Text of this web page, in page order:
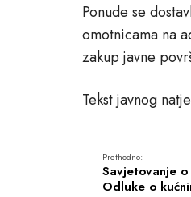
Ponude se
omotnicama na
zakup javne
Tekst javnog
Prethodno:
Savjetovanje
Odluke o